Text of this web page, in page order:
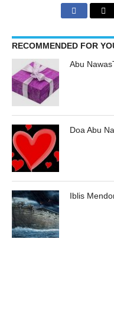
RECOMMENDED FOR
Abu
Doa Abu
Iblis